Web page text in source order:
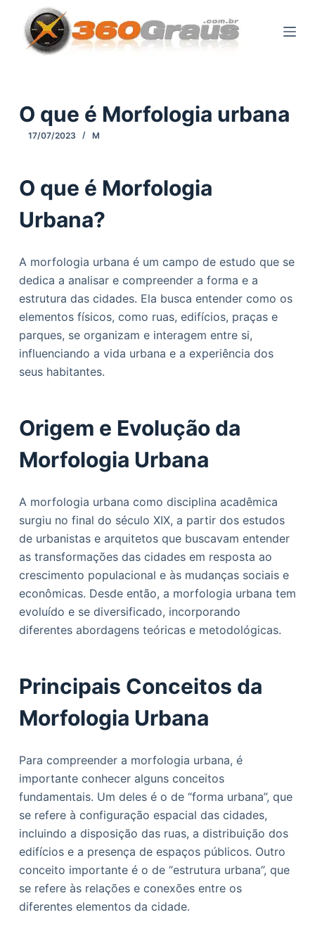
p
o
O que é Morfologia urbana
17/07/2023 M
O que é Morfologia
Urbana?
A morfologia urbana é um campo de estudo que se
dedica a analisar e compreender a forma e a
estrutura das cidades. Ela busca entender como os
elementos físicos, como ruas, edifícios, praças e
parques, se organizam e interagem entre si,
influenciando a vida urbana e a experiência dos
seus habitantes.
Origem e Evolução da
Morfologia Urbana
A morfologia urbana como disciplina acadêmica
surgiu no final do século XIX, a partir dos estudos
de urbanistas e arquitetos que buscavam entender
as transformações das cidades em resposta ao
crescimento populacional e às mudanças sociais e
econômicas. Desde então, a morfologia urbana tem
evoluído e se diversificado, incorporando
diferentes abordagens teóricas e metodológicas.
Principais Conceitos da
Morfologia Urbana
Para compreender a morfologia urbana, é
importante conhecer alguns conceitos
fundamentais. Um deles é o de “forma urbana”, que
se refere à configuração espacial das cidades,
incluindo a disposição das ruas, a distribuição dos
edifícios e a presença de espaços públicos. Outro
conceito importante é o de “estrutura urbana”, que
se refere às relações e conexões entre os
diferentes elementos da cidade.